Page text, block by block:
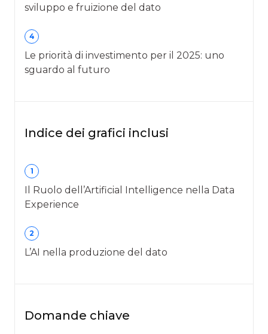
sviluppo e fruizione del dato
4
Le priorità di investimento per il 2025: uno
sguardo al futuro
Indice dei grafici inclusi
1
Il Ruolo dell’Artificial Intelligence nella Data
Experience
2
L’AI nella produzione del dato
Domande chiave